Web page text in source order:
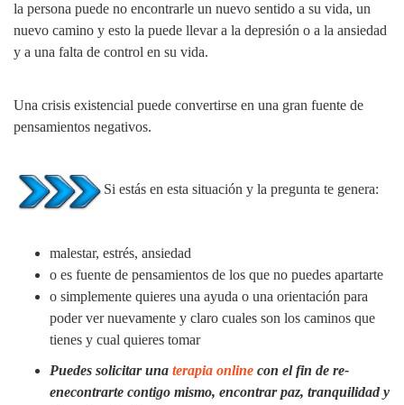
la persona puede no encontrarle un nuevo sentido a su vida, un
nuevo camino y esto la puede llevar a la depresión o a la ansiedad
y a una falta de control en su vida.
Una crisis existencial puede convertirse en una gran fuente de
pensamientos negativos.
Si estás en esta situación y la pregunta te genera:
malestar, estrés, ansiedad
o es fuente de pensamientos de los que no puedes apartarte
o simplemente quieres una ayuda o una orientación para
poder ver nuevamente y claro cuales son los caminos que
tienes y cual quieres tomar
Puedes solicitar una terapia online con el fin de re-
enecontrarte contigo mismo, encontrar paz, tranquilidad y